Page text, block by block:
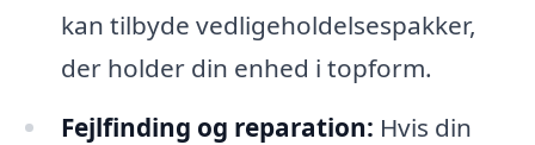
kan tilbyde vedligeholdelsespakker,
der holder din enhed i topform.
Fejlfinding og reparation: Hvis din